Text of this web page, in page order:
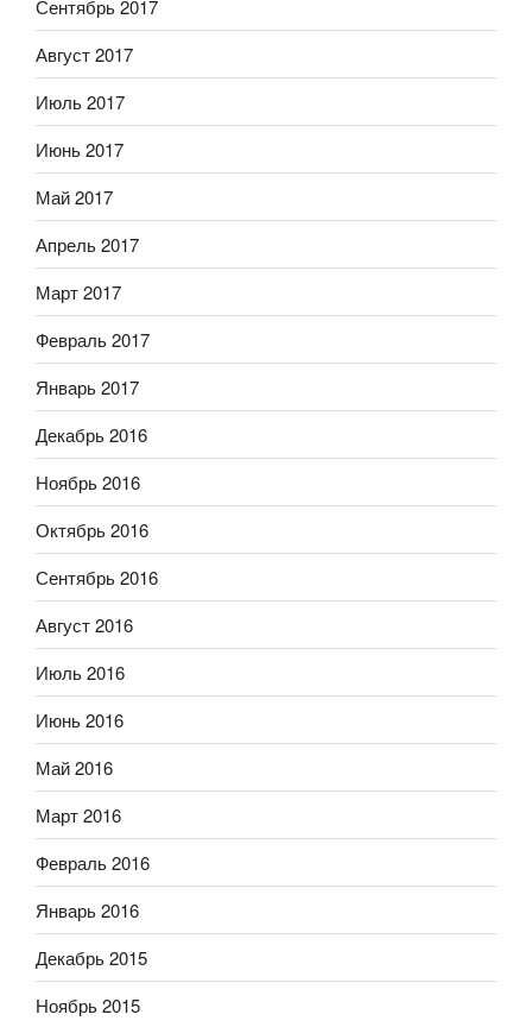
Сентябрь 2017
Август 2017
Июль 2017
Июнь 2017
Май 2017
Апрель 2017
Март 2017
Февраль 2017
Январь 2017
Декабрь 2016
Ноябрь 2016
Октябрь 2016
Сентябрь 2016
Август 2016
Июль 2016
Июнь 2016
Май 2016
Март 2016
Февраль 2016
Январь 2016
Декабрь 2015
Ноябрь 2015